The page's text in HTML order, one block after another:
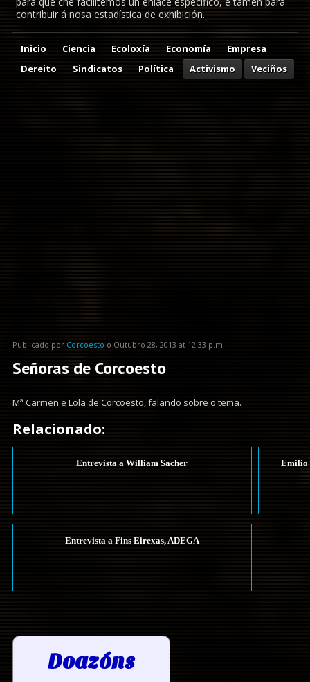
contribuir á nosa estadística de exhibición.
Inicio Ciencia Ecoloxía Economía
Empresa
Dereito
Sindicatos Política Activismo Veciños
Publicado por Corcoesto o Outubro 28, 2013 at 12:33 p.m.
Señoras de Corcoesto
Mª Carmen e Lola de Corcoesto, falando sobre o tema.
Relacionado:
Entrevista a William Sacher Emilio
Entrevista a Fins Eirexas, ADEGA
Doazóns